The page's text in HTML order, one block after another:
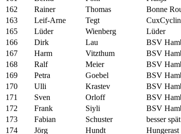
162
Rainer Thomas Bonne
163
Leif-Arne Tegt
165
Lüder Wienberg Lüder
166
Dirk Lau BSV
167
Harm Vitzthum BSV
168
Ralf Meier BSV
169
Petra Goebel BSV
170
Ulli Krastev BSV
171
Sven Orloff BSV
172
Frank Siyli BSV
173
Fabian Schuster besser
174
Jörg Hundt Hungerast